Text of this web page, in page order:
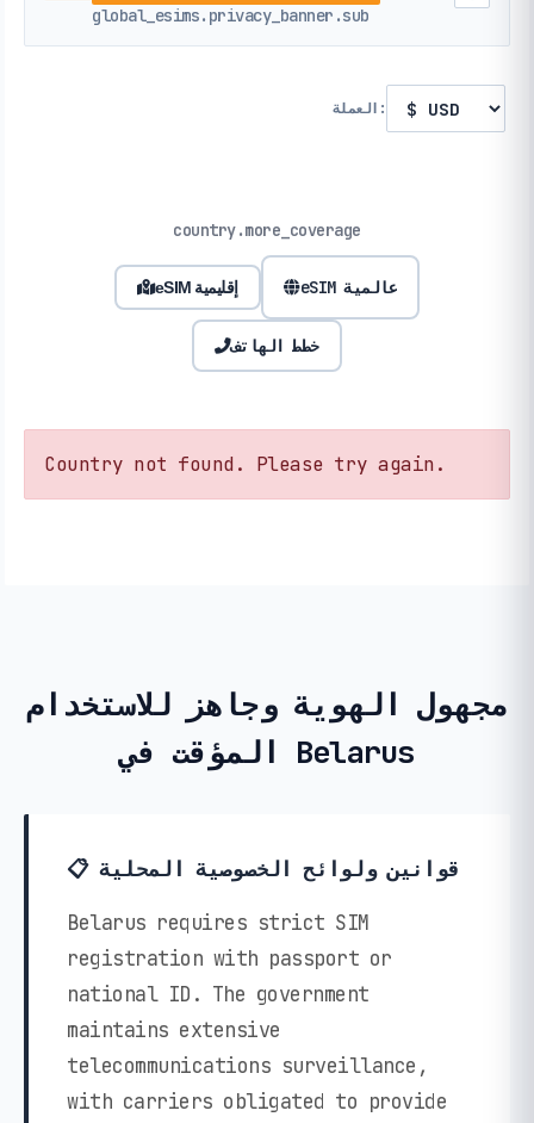
global_esims.privacy_banner.sub
العملة:
country.more_coverage
eSIM إقليمية eSIM عالمية
خطط الهاتف
Country not found. Please try again.
مجهول الهوية وجاهز للاستخدام
المؤقت في Belarus
📋 قوانين ولوائح الخصوصية المحلية
Belarus requires strict SIM
registration with passport or
national ID. The government
maintains extensive
telecommunications surveillance,
with carriers obligated to provide